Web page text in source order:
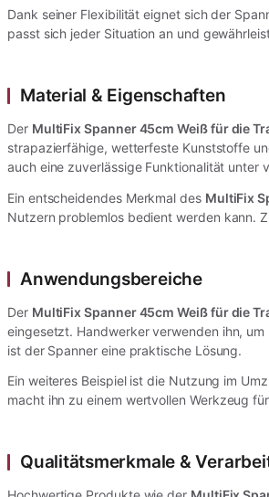
Dank seiner Flexibilität eignet sich der
passt sich jeder Situation an und
Material & Eigenschaften
Der MultiFix Spanner 45cm Weiß für die
strapazierfähige, wetterfeste Kunststoffe
auch eine zuverlässige Funktionalität unter
Ein entscheidendes Merkmal des MultiFix
Nutzern problemlos bedient werden kann.
Anwendungsbereiche
Der MultiFix Spanner 45cm Weiß für die
eingesetzt. Handwerker verwenden ihn,
ist der Spanner eine praktische Lösung.
Ein weiteres Beispiel ist die Nutzung im
macht ihn zu einem wertvollen Werkzeug
Qualitätsmerkmale &